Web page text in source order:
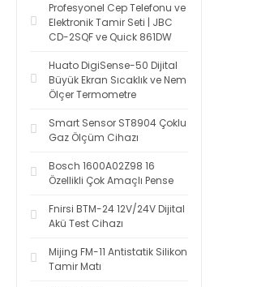
Profesyonel Cep Telefonu ve
Elektronik Tamir Seti | JBC
CD-2SQF ve Quick 861DW
Huato DigiSense-50 Dijital
Büyük Ekran Sıcaklık ve Nem
Ölçer Termometre
Smart Sensor ST8904 Çoklu
Gaz Ölçüm Cihazı
Bosch 1600A02Z98 16
Özellikli Çok Amaçlı Pense
Fnirsi BTM-24 12V/24V Dijital
Akü Test Cihazı
Mijing FM-11 Antistatik Silikon
Tamir Matı